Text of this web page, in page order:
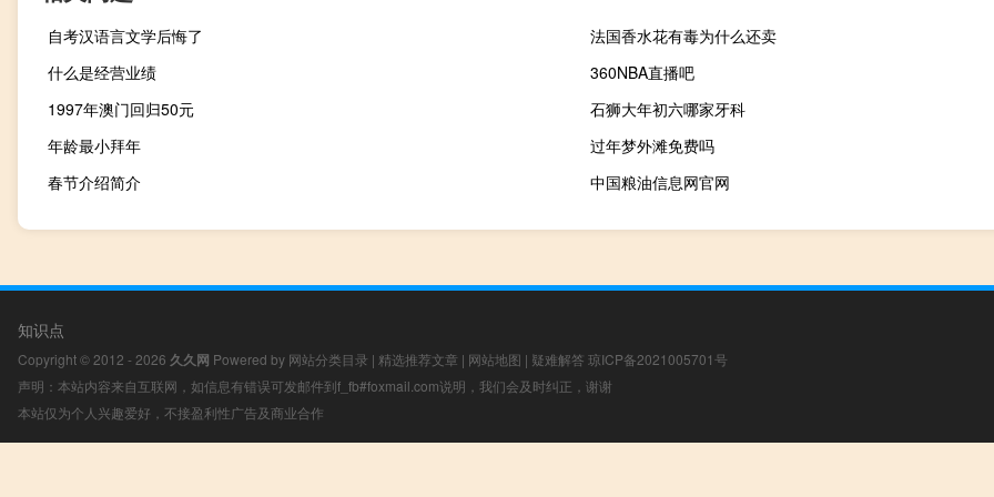
自考汉语言文学后悔了
法国香水花有毒为什么还卖
什么是经营业绩
360NBA直播吧
1997年澳门回归50元
石狮大年初六哪家牙科
年龄最小拜年
过年梦外滩免费吗
春节介绍简介
中国粮油信息网官网
知识点
Copyright © 2012 - 2026 久久网 Powered by 网站分类目录 | 精选推荐文章 | 网站地图 | 疑难解答 琼ICP备2021005701号
声明：本站内容来自互联网，如信息有错误可发邮件到f_fb#foxmail.com说明，我们会及时纠正，谢谢
本站仅为个人兴趣爱好，不接盈利性广告及商业合作